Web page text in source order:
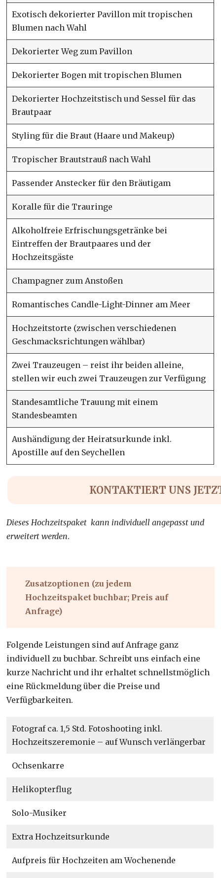
Exotisch dekorierter Pavillon mit tropischen
Blumen nach Wahl
Dekorierter Weg zum Pavillon
Dekorierter Bogen mit tropischen Blumen
Dekorierter Hochzeitstisch und Sessel für das
Brautpaar
Styling für die Braut (Haare und Makeup)
Tropischer Brautstrauß nach Wahl
Passender Anstecker für den Bräutigam
Koralle für die Trauringe
Alkoholfreie Erfrischungsgetränke bei
Eintreffen der Brautpaares und der
Hochzeitsgäste
Champagner zum Anstoßen
Romantisches Candle-Light-Dinner am Meer
Hochzeitstorte (zwischen verschiedenen
Geschmacksrichtungen wählbar)
Zwei Trauzeugen – reist ihr beiden alleine,
stellen wir euch zwei Trauzeugen zur Verfügung
Standesamtliche Trauung mit einem
Standesbeamten
Aushändigung der Heiratsurkunde inkl.
Apostille auf den Seychellen
KONTAKTIERT UNS
Dieses Hochzeitspaket kann individuell angepasst und
erweitert werden.
Zusatzoptionen (zu jedem
Hochzeitspaket buchbar; Preis auf
Anfrage)
Folgende Leistungen sind auf Anfrage ganz
individuell zu buchbar. Schreibt uns einfach eine
kurze Nachricht und ihr erhaltet schnellstmöglich
eine Rückmeldung über die Preise und
Verfügbarkeiten.
Fotograf ca. 1,5 Std. Fotoshooting inkl.
Hochzeitszeremonie – auf Wunsch verlängerbar
Ochsenkarre
Helikopterflug
Solo-Musiker
Extra Hochzeitsurkunde
Aufpreis für Hochzeiten am Wochenende